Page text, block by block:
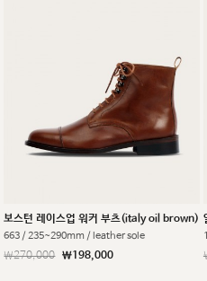
보스턴 레이스업 워커 부츠(italy oil brown)
663 / 235~290mm / leather sole
￦270,000 ￦198,000